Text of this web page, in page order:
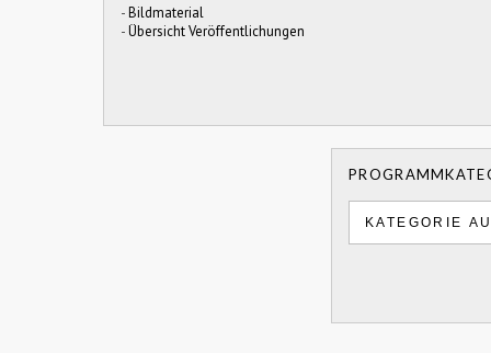
-Bildmaterial
-Übersicht Veröffentlichungen